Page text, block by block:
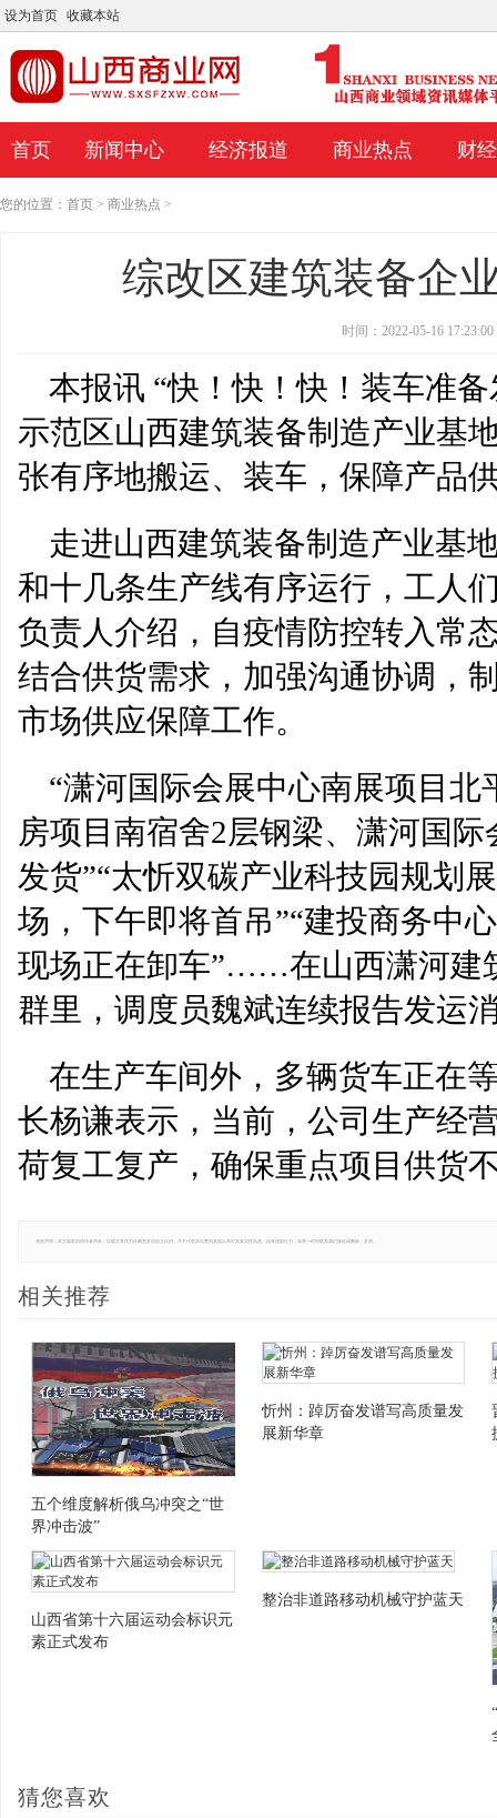
设为首页 收藏本站
首页 新闻中心 经济报道 商业热点 财
您的位置： 首页 > 商业热点 >
综改区建筑装备企
时间：2022-05-16 17:23:00
本报讯 “快！快！快！装车准
示范区山西建筑装备制造产业基
张有序地搬运、装车，保障产品
走进山西建筑装备制造产业基
和十几条生产线有序运行，工人
负责人介绍，自疫情防控转入常
结合供货需求，加强沟通协调，
市场供应保障工作。
“潇河国际会展中心南展项目
房项目南宿舍2层钢梁、潇河国
发货”“太忻双碳产业科技园规划
场，下午即将首吊”“建投商务中
现场正在卸车”……在山西潇河建
群里，调度员魏斌连续报告发运
在生产车间外，多辆货车正在
长杨谦表示，当前，公司生产经
荷复工复产，确保重点项目供货
免责声明：本文版权归原作者所有，转载文章仅为传播更多信息之目的，并不代表本站赞同其观点和对其真实性负责。如有侵权行为，请第一时间联系我们修改或删除，多谢。
相关推荐
五个维度解析俄乌冲突之“世
界冲击波”
忻州：踔厉奋发谱写高质量发
展新华章
山西省第十六届运动会标识元
素正式发布
整治非道路移动机械守护蓝天
猜您喜欢
度禁止小麦出口 全球食品供应陷入困 今年可能是对人工智能力量